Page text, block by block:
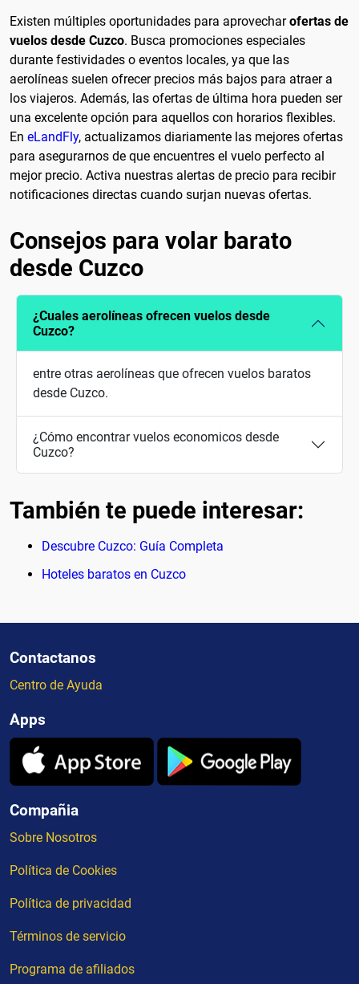
Existen múltiples oportunidades para aprovecharofertas de
vuelos desde Cuzco. Busca promociones especiales
durante festividades o eventos locales, ya que las
aerolíneas suelen ofrecer precios más bajos para atraer a
los viajeros. Además, las ofertas de última hora pueden ser
una excelente opción para aquellos con horarios flexibles.
En eLandFly, actualizamos diariamente las mejores ofertas
para asegurarnos de que encuentres el vuelo perfecto al
mejor precio. Activa nuestras alertas de precio para recibir
notificaciones directas cuando surjan nuevas ofertas.
Consejos para volar barato
desde Cuzco
¿Cuales aerolíneas ofrecen vuelos desde
Cuzco?
entre otras aerolíneas que ofrecen vuelos baratos
desde Cuzco.
¿Cómo encontrar vuelos economicos desde
Cuzco?
También te puede interesar:
Descubre Cuzco: Guía Completa
Hoteles baratos en Cuzco
Contactanos
Centro de Ayuda
Apps
Compañia
Sobre Nosotros
Política de Cookies
Política de privacidad
Términos de servicio
Programa de afiliados